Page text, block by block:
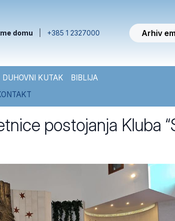
domu +385 1 2327000 Arhiv
DUHOVNI KUTAK
BIBLIJA
postojanja Kluba